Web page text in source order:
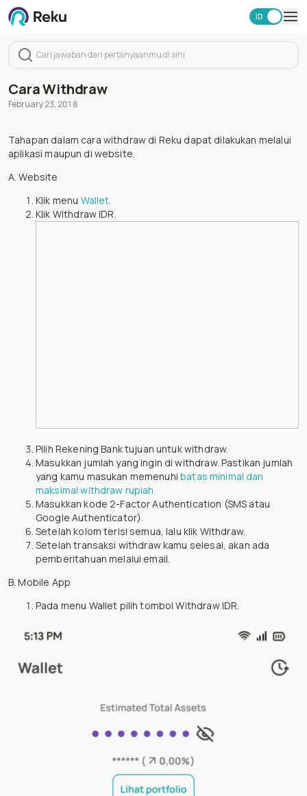
EN
ID
Investasi
Market
Keamanan
Lainnya
Cara Withdraw
February 23, 2018
Tahapan dalam cara withdraw di Reku dapat dilakukan melalui
aplikasi maupun di website.
A. Website
Klik menu Wallet.
Klik Withdraw IDR.
Pilih Rekening Bank tujuan untuk withdraw.
Masukkan jumlah yang ingin di withdraw. Pastikan jumlah
yang kamu masukan memenuhibatas minimal dan
maksimal withdraw rupiah.
Masukkan kode 2-Factor Authentication (SMS atau
Google Authenticator).
Setelah kolom terisi semua, lalu klik Withdraw.
Setelah transaksi withdraw kamu selesai, akan ada
pemberitahuan melalui email.
B. Mobile App
Pada menu Wallet pilih tombol Withdraw IDR.